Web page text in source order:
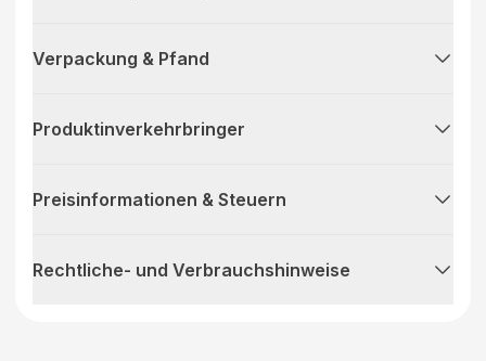
Verpackung & Pfand
Produktinverkehrbringer
Preisinformationen & Steuern
Rechtliche- und Verbrauchshinweise